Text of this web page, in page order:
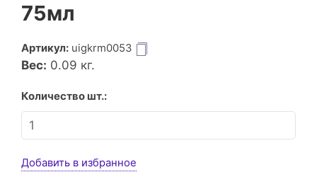
75мл
Артикул: uigkrm0053
Вес: 0.09 кг.
Количество шт.:
Добавить в избранное